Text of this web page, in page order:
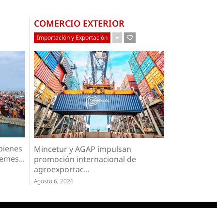
COMERCIO EXTERIOR
Importación y Exportación
Mincetur y AGAP impulsan
promoción internacional de
agroexportac...
Agosto 6, 2026